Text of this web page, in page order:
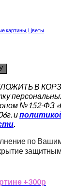
картины Цветы
В
№152-ФЗ
и
.
по
+300р